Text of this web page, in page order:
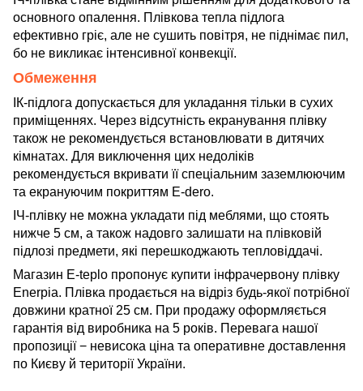
основного опалення. Плівкова тепла підлога
ефективно гріє, але не сушить повітря, не піднімає пил,
бо не викликає інтенсивної конвекції.
Обмеження
ІК-підлога допускається для укладання тільки в сухих
приміщеннях. Через відсутність екранування плівку
також не рекомендується встановлювати в дитячих
кімнатах. Для виключення цих недоліків
рекомендується вкривати її спеціальним заземлюючим
та екрануючим покриттям E-dero.
ІЧ-плівку не можна укладати під меблями, що стоять
нижче 5 см, а також надовго залишати на плівковій
підлозі предмети, які перешкоджають тепловіддачі.
Магазин E-teplo пропонує купити інфрачервону плівку
Enerpia. Плівка продається на відріз будь-якої потрібної
довжини кратної 25 см. При продажу оформляється
гарантія від виробника на 5 років. Перевага нашої
пропозиції − невисока ціна та оперативне доставлення
по Києву й території України.